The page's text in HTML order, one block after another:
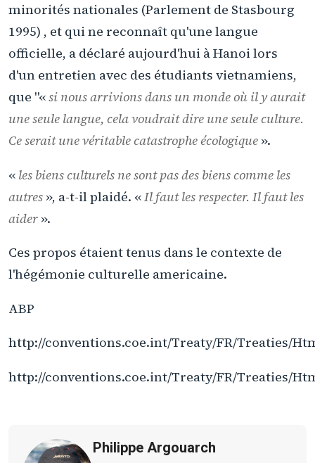
minorités nationales (Parlement de Stasbourg
1995) , et qui ne reconnaît qu'une langue
officielle, a déclaré aujourd'hui à Hanoi lors
d'un entretien avec des étudiants vietnamiens,
que "«si nous arrivions dans un monde où il y aurait
une seule langue, cela voudrait dire une seule culture.
Ce serait une véritable catastrophe écologique ».
« les biens culturels ne sont pas des biens comme les
autres », a-t-il plaidé. «Il faut les respecter. Il faut les
aider ».
Ces propos étaient tenus dans le contexte de
l'hégémonie culturelle americaine.
ABP
http://conventions.coe.int/Treaty/FR/Treaties/
http://conventions.coe.int/Treaty/FR/Treaties/
Philippe Argouarch